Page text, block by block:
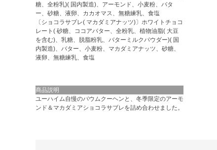
糖、全粉乳)( 国内製造)、アーモンド、小麦粉、バタ
ー、砂糖、液卵、カカオマス、無糖練乳、食塩
〔ショコラサブレ( マカダミアナッツ)〕ホワイトチョコ
レート( 砂糖、ココアバター、全粉乳、植物油脂( 大豆
を含む)、乳糖、脱脂粉乳、バターミルクパウダー)( 国
内製造)、バター、小麦粉、マカダミアナッツ、砂糖、
液卵、無糖練乳、食塩
商品説明
ユーハイム自慢のバウムクーヘンと、冬季限定のアーモ
ンド＆マカダミアショコラサブレを詰め合わせました。